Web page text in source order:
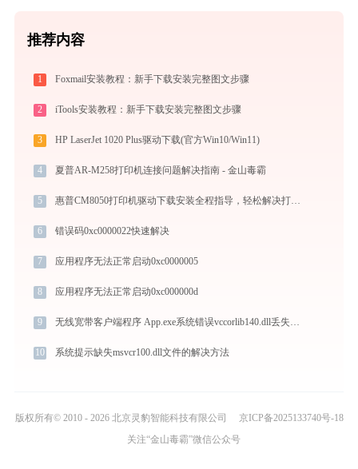
推荐内容
1 Foxmail安装教程：新手下载安装完整图文步骤
2 iTools安装教程：新手下载安装完整图文步骤
3 HP LaserJet 1020 Plus驱动下载(官方Win10/Win11)
4 夏普AR-M258打印机连接问题解决指南 - 金山毒霸
5 惠普CM8050打印机驱动下载安装全程指导，轻松解决打印问题
6 错误码0xc0000022快速解决
7 应用程序无法正常启动0xc0000005
8 应用程序无法正常启动0xc000000d
9 无线宽带客户端程序 App.exe系统错误vccorlib140.dll丢失如何解决
10 系统提示缺失msvcr100.dll文件的解决方法
版权所有© 2010 - 2026 北京灵豹智能科技有限公司
京ICP备2025133740号-18
关注“金山毒霸”微信公众号